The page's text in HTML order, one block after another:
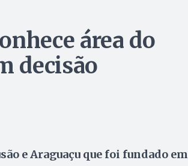
área do
decisão
e Araguaçu que foi fundado em